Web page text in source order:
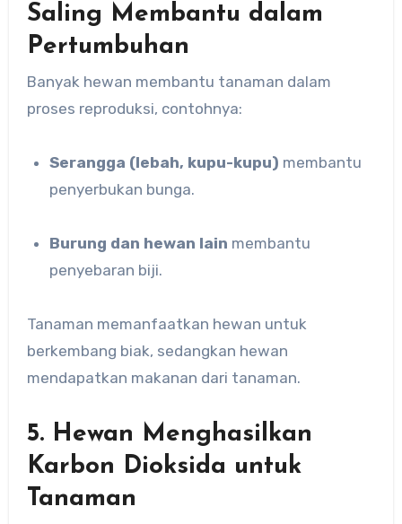
Saling Membantu dalam
Pertumbuhan
Banyak hewan membantu tanaman dalam
proses reproduksi, contohnya:
Serangga (lebah, kupu-kupu) membantu
penyerbukan bunga.
Burung dan hewan lain membantu
penyebaran biji.
Tanaman memanfaatkan hewan untuk
berkembang biak, sedangkan hewan
mendapatkan makanan dari tanaman.
5. Hewan Menghasilkan
Karbon Dioksida untuk
Tanaman